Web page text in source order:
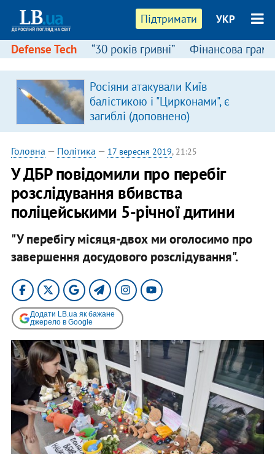
Підтримати УКР
Defense Tech “30 років гривні” Фінансова
Росіяни атакували Київ
балістикою і "Цирконами", є
загиблі (доповнено)
Головна — Політика — 17 вересня 2019, 21:25
У ДБР повідомили про перебіг
розслідування вбивства
поліцейськими 5-річної дитини
"У перебігу місяця-двох ми оголосимо про
завершення досудового розслідування".
Додати LB.ua як бажане
джерело в Google